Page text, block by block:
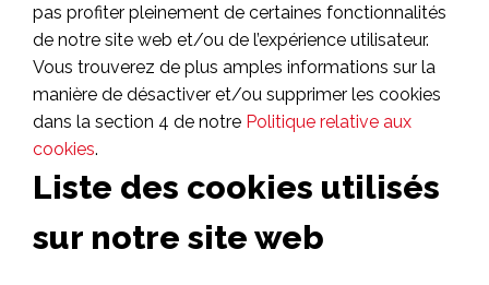
pas profiter pleinement de certaines fonctionnalités
de notre site web et/ou de l’expérience utilisateur.
Vous trouverez de plus amples informations sur la
manière de désactiver et/ou supprimer les cookies
dans la section 4 de notre Politique relative aux
cookies.
Liste des cookies utilisés
sur notre site web